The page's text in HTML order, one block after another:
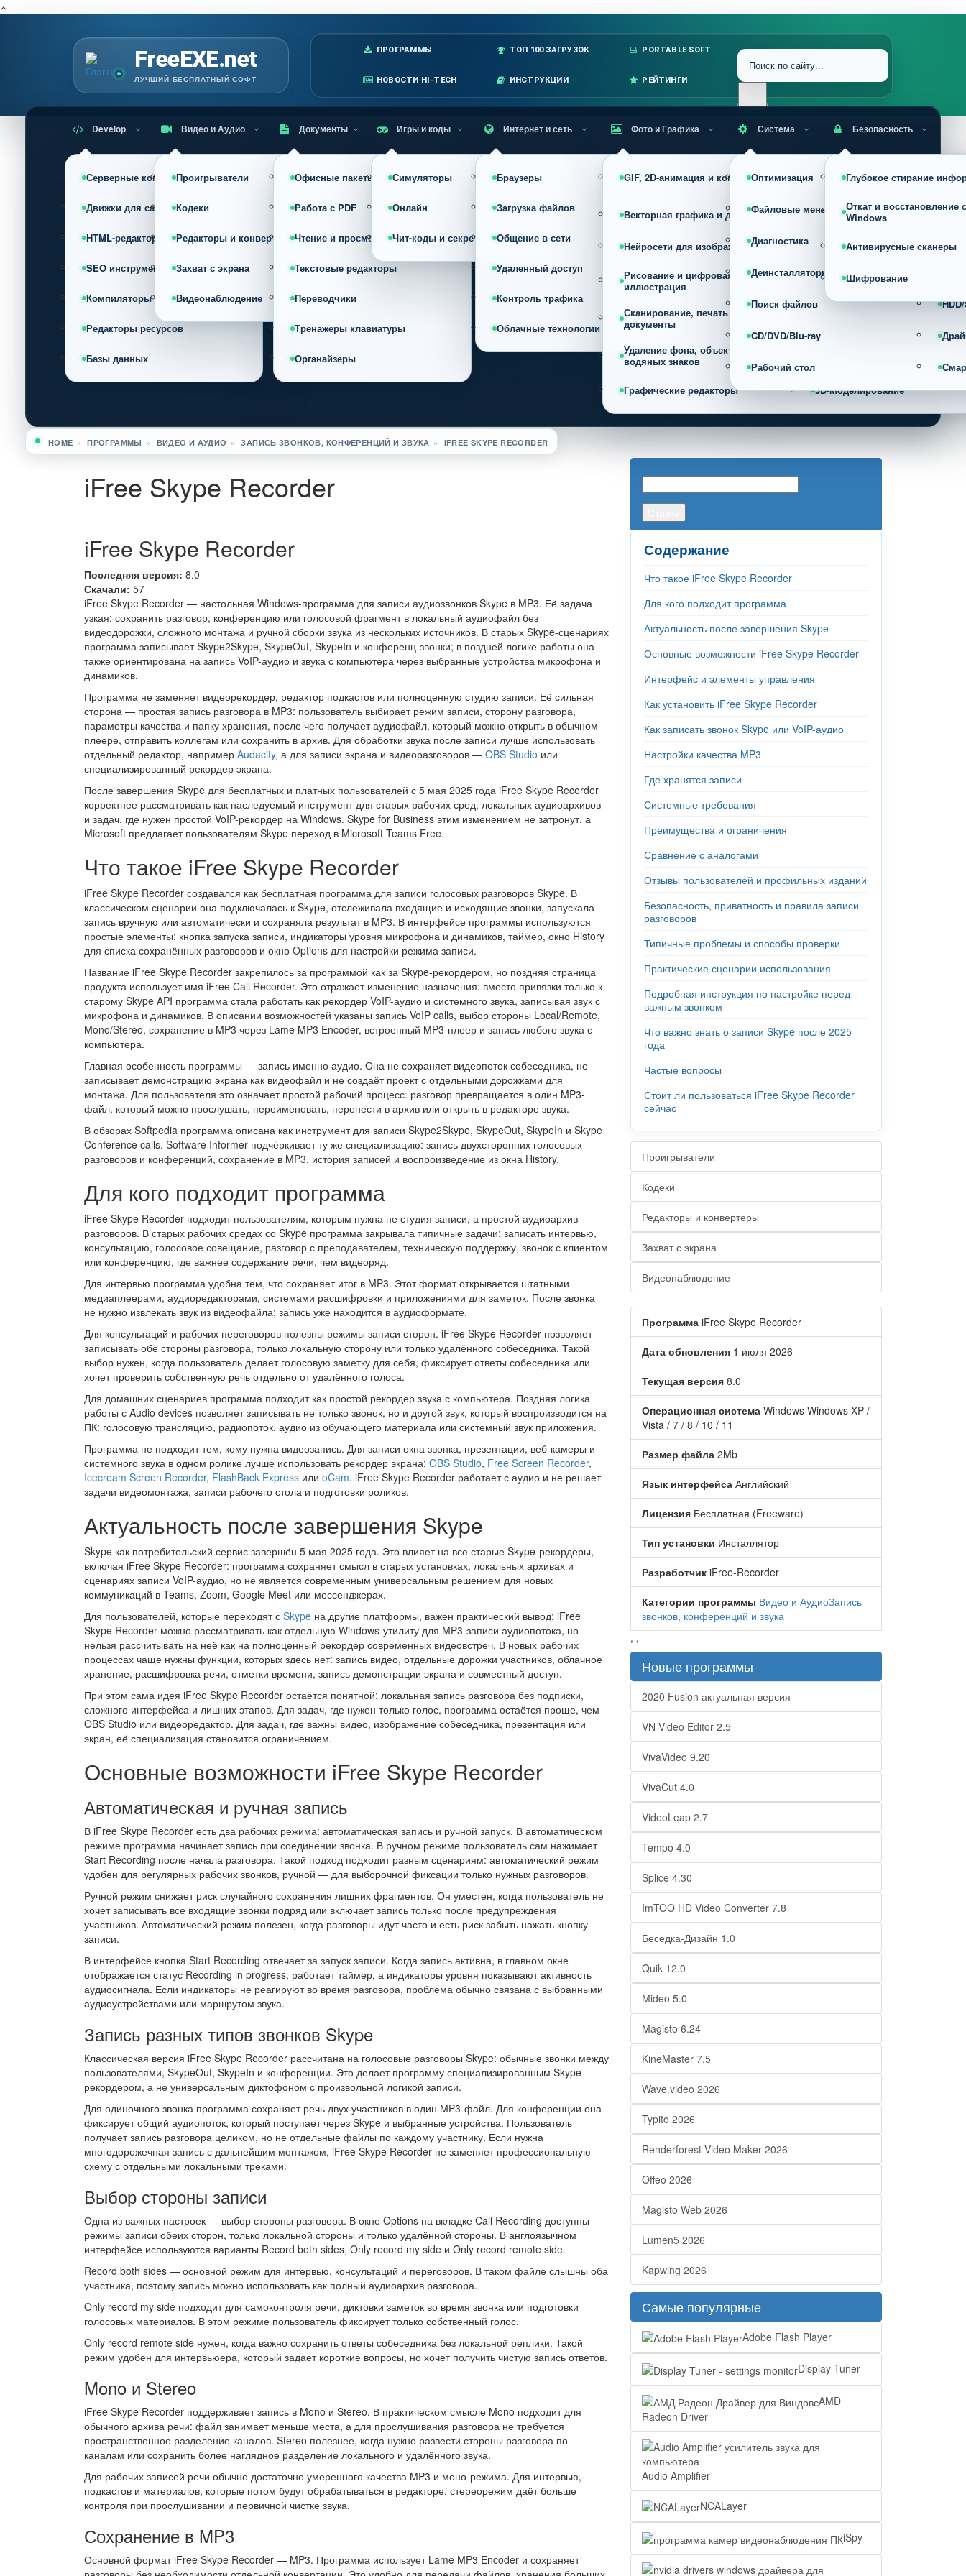
FreeEXE.net
ЛУЧШИЙ БЕСПЛАТНЫЙ СОФТ
Главное менюПРОГРАММЫ ТОП 100 ЗАГРУЗОК PORTABLE SOFT
НОВОСТИ HI-TECH ИНСТРУКЦИИ РЕЙТИНГИ
Develop
Серверные компоненты
Движки для сайта (CMS)
HTML-редакторы
SEO инструменты
Компиляторы
Редакторы ресурсов
Базы данных
Видео и Аудио
Проигрыватели
Кодеки
Редакторы и конвертеры
Захват с экрана
Видеонаблюдение
Документы
Офисные пакеты
Работа с PDF
Чтение и просмотр
Текстовые редакторы
Переводчики
Тренажеры клавиатуры
Органайзеры
Игры и коды
Симуляторы
Онлайн
Чит-коды и секреты
Интернет и сеть
Браузеры
Загрузка файлов
Общение в сети
Удаленный доступ
Контроль трафика
Облачные технологии
Фото и Графика
GIF, 2D-анимация и комиксы
RAW, HDR и профессиональная
обработка фото
Векторная графика и дизайн Конвертеры изображений
Нейросети для изображений Просмотрщики
Рисование и цифровая
иллюстрация
Сжатие, оптимизация и
размера изображений
Сканирование, печать и фото на
документы
Удаление фона, объектов и
водяных знаков
Графические редакторы 3D-Моделирование
Система
Оптимизация
Файловые менеджеры
Диагностика
Деинсталляторы
Поиск файлов
CD/DVD/Blu-ray
Рабочий стол
Безопасность
Глубокое стирание
Откат и восстановление
Windows
Антивирусные сканеры
Шифрование
Вы здесь
HOME » ПРОГРАММЫ » ВИДЕО И АУДИО » ЗАПИСЬ ЗВОНКОВ, КОНФЕРЕНЦИЙ И ЗВУКА » IFREE SKYPE RECORDER
iFree Skype Recorder
iFree Skype Recorder
Последняя версия: 8.0
Скачали: 57
iFree Skype Recorder — настольная Windows-программа для записи аудиозвонков Skype в MP3. Её задача
узкая: сохранить разговор, конференцию или голосовой фрагмент в локальный аудиофайл без
видеодорожки, сложного монтажа и ручной сборки звука из нескольких источников. В старых Skype-сценариях
программа записывает Skype2Skype, SkypeOut, SkypeIn и конференц-звонки; в поздней логике работы она
также ориентирована на запись VoIP-аудио и звука с компьютера через выбранные устройства микрофона и
динамиков.
Программа не заменяет видеорекордер, редактор подкастов или полноценную студию записи. Её сильная
сторона — простая запись разговора в MP3: пользователь выбирает режим записи, сторону разговора,
параметры качества и папку хранения, после чего получает аудиофайл, который можно открыть в обычном
плеере, отправить коллегам или сохранить в архив. Для обработки звука после записи лучше использовать
отдельный редактор, например Audacity, а для записи экрана и видеоразговоров — OBS Studio или
специализированный рекордер экрана.
После завершения Skype для бесплатных и платных пользователей с 5 мая 2025 года iFree Skype Recorder
корректнее рассматривать как наследуемый инструмент для старых рабочих сред, локальных аудиоархивов
и задач, где нужен простой VoIP-рекордер на Windows. Skype for Business этим изменением не затронут, а
Microsoft предлагает пользователям Skype переход в Microsoft Teams Free.
Что такое iFree Skype Recorder
iFree Skype Recorder создавался как бесплатная программа для записи голосовых разговоров Skype. В
классическом сценарии она подключалась к Skype, отслеживала входящие и исходящие звонки, запускала
запись вручную или автоматически и сохраняла результат в MP3. В интерфейсе программы используются
простые элементы: кнопка запуска записи, индикаторы уровня микрофона и динамиков, таймер, окно History
для списка сохранённых разговоров и окно Options для настройки режима записи.
Название iFree Skype Recorder закрепилось за программой как за Skype-рекордером, но поздняя страница
продукта использует имя iFree Call Recorder. Это отражает изменение назначения: вместо привязки только к
старому Skype API программа стала работать как рекордер VoIP-аудио и системного звука, записывая звук с
микрофона и динамиков. В описании возможностей указаны запись VoIP calls, выбор стороны Local/Remote,
Mono/Stereo, сохранение в MP3 через Lame MP3 Encoder, встроенный MP3-плеер и запись любого звука с
компьютера.
Главная особенность программы — запись именно аудио. Она не сохраняет видеопоток собеседника, не
записывает демонстрацию экрана как видеофайл и не создаёт проект с отдельными дорожками для
монтажа. Для пользователя это означает простой рабочий процесс: разговор превращается в один MP3-
файл, который можно прослушать, переименовать, перенести в архив или открыть в редакторе звука.
В обзорах Softpedia программа описана как инструмент для записи Skype2Skype, SkypeOut, SkypeIn и Skype
Conference calls. Software Informer подчёркивает ту же специализацию: запись двухсторонних голосовых
разговоров и конференций, сохранение в MP3, история записей и воспроизведение из окна History.
Для кого подходит программа
iFree Skype Recorder подходит пользователям, которым нужна не студия записи, а простой аудиоархив
разговоров. В старых рабочих средах со Skype программа закрывала типичные задачи: записать интервью,
консультацию, голосовое совещание, разговор с преподавателем, техническую поддержку, звонок с клиентом
или конференцию, где важнее содержание речи, чем видеоряд.
Для интервью программа удобна тем, что сохраняет итог в MP3. Этот формат открывается штатными
медиаплеерами, аудиоредакторами, системами расшифровки и приложениями для заметок. После звонка
не нужно извлекать звук из видеофайла: запись уже находится в аудиоформате.
Для консультаций и рабочих переговоров полезны режимы записи сторон. iFree Skype Recorder позволяет
записывать обе стороны разговора, только локальную сторону или только удалённого собеседника. Такой
выбор нужен, когда пользователь делает голосовую заметку для себя, фиксирует ответы собеседника или
хочет проверить собственную речь отдельно от удалённого голоса.
Для домашних сценариев программа подходит как простой рекордер звука с компьютера. Поздняя логика
работы с Audio devices позволяет записывать не только звонок, но и другой звук, который воспроизводится на
ПК: голосовую трансляцию, радиопоток, аудио из обучающего материала или системный звук приложения.
Программа не подходит тем, кому нужна видеозапись. Для записи окна звонка, презентации, веб-камеры и
системного звука в одном ролике лучше использовать рекордер экрана: OBS Studio, Free Screen Recorder,
Icecream Screen Recorder, FlashBack Express или oCam. iFree Skype Recorder работает с аудио и не решает
задачи видеомонтажа, записи рабочего стола и подготовки роликов.
Актуальность после завершения Skype
Skype как потребительский сервис завершён 5 мая 2025 года. Это влияет на все старые Skype-рекордеры,
включая iFree Skype Recorder: программа сохраняет смысл в старых установках, локальных архивах и
сценариях записи VoIP-аудио, но не является современным универсальным решением для новых
коммуникаций в Teams, Zoom, Google Meet или мессенджерах.
Для пользователей, которые переходят с Skype на другие платформы, важен практический вывод: iFree
Skype Recorder можно рассматривать как отдельную Windows-утилиту для MP3-записи аудиопотока, но
нельзя рассчитывать на неё как на полноценный рекордер современных видеовстреч. В новых рабочих
процессах чаще нужны функции, которых здесь нет: запись видео, отдельные дорожки участников, облачное
хранение, расшифровка речи, отметки времени, запись демонстрации экрана и совместный доступ.
При этом сама идея iFree Skype Recorder остаётся понятной: локальная запись разговора без подписки,
сложного интерфейса и лишних этапов. Для задач, где нужен только голос, программа остаётся проще, чем
OBS Studio или видеоредактор. Для задач, где важны видео, изображение собеседника, презентация или
экран, её специализация становится ограничением.
Основные возможности iFree Skype Recorder
Автоматическая и ручная запись
В iFree Skype Recorder есть два рабочих режима: автоматическая запись и ручной запуск. В автоматическом
режиме программа начинает запись при соединении звонка. В ручном режиме пользователь сам нажимает
Start Recording после начала разговора. Такой подход подходит разным сценариям: автоматический режим
удобен для регулярных рабочих звонков, ручной — для выборочной фиксации только нужных разговоров.
Ручной режим снижает риск случайного сохранения лишних фрагментов. Он уместен, когда пользователь не
хочет записывать все входящие звонки подряд или включает запись только после предупреждения
участников. Автоматический режим полезен, когда разговоры идут часто и есть риск забыть нажать кнопку
записи.
В интерфейсе кнопка Start Recording отвечает за запуск записи. Когда запись активна, в главном окне
отображается статус Recording in progress, работает таймер, а индикаторы уровня показывают активность
аудиосигнала. Если индикаторы не реагируют во время разговора, проблема обычно связана с выбранными
аудиоустройствами или маршрутом звука.
Запись разных типов звонков Skype
Классическая версия iFree Skype Recorder рассчитана на голосовые разговоры Skype: обычные звонки между
пользователями, SkypeOut, SkypeIn и конференции. Это делает программу специализированным Skype-
рекордером, а не универсальным диктофоном с произвольной логикой записи.
Для одиночного звонка программа сохраняет речь двух участников в один MP3-файл. Для конференции она
фиксирует общий аудиопоток, который поступает через Skype и выбранные устройства. Пользователь
получает запись разговора целиком, но не отдельные файлы по каждому участнику. Если нужна
многодорожечная запись с дальнейшим монтажом, iFree Skype Recorder не заменяет профессиональную
схему с отдельными локальными треками.
Выбор стороны записи
Одна из важных настроек — выбор стороны разговора. В окне Options на вкладке Call Recording доступны
режимы записи обеих сторон, только локальной стороны и только удалённой стороны. В англоязычном
интерфейсе используются варианты Record both sides, Only record my side и Only record remote side.
Record both sides — основной режим для интервью, консультаций и переговоров. В таком файле слышны оба
участника, поэтому запись можно использовать как полный аудиоархив разговора.
Only record my side подходит для самоконтроля речи, диктовки заметок во время звонка или подготовки
голосовых материалов. В этом режиме пользователь фиксирует только собственный голос.
Only record remote side нужен, когда важно сохранить ответы собеседника без локальной реплики. Такой
режим удобен для интервьюера, который задаёт короткие вопросы, но хочет получить чистую запись ответов.
Mono и Stereo
iFree Skype Recorder поддерживает запись в Mono и Stereo. В практическом смысле Mono подходит для
обычного архива речи: файл занимает меньше места, а для прослушивания разговора не требуется
пространственное разделение каналов. Stereo полезнее, когда нужно развести стороны разговора по
каналам или сохранить более наглядное разделение локального и удалённого звука.
Для рабочих записей речи обычно достаточно умеренного качества MP3 и моно-режима. Для интервью,
подкастов и материалов, которые потом будут обрабатываться в редакторе, стереорежим даёт больше
контроля при прослушивании и первичной чистке звука.
Сохранение в MP3
Основной формат iFree Skype Recorder — MP3. Программа использует Lame MP3 Encoder и сохраняет
Содержание
Что такое iFree Skype Recorder
Для кого подходит программа
Актуальность после завершения Skype
Основные возможности iFree Skype Recorder
Интерфейс и элементы управления
Как установить iFree Skype Recorder
Как записать звонок Skype или VoIP-аудио
Настройки качества MP3
Где хранятся записи
Системные требования
Преимущества и ограничения
Сравнение с аналогами
Отзывы пользователей и профильных изданий
Безопасность, приватность и правила записи
разговоров
Типичные проблемы и способы проверки
Практические сценарии использования
Подробная инструкция по настройке перед
важным звонком
Что важно знать о записи Skype после 2025
года
Частые вопросы
Стоит ли пользоваться iFree Skype Recorder
сейчас
Проигрыватели
Кодеки
Редакторы и конвертеры
Захват с экрана
Видеонаблюдение
Программа iFree Skype Recorder
Дата обновления 1 июля 2026
Текущая версия 8.0
Операционная система Windows Windows XP /
Vista / 7 / 8 / 10 / 11
Размер файла 2Mb
Язык интерфейса Английский
Лицензия Бесплатная (Freeware)
Тип установки Инсталлятор
Разработчик iFree-Recorder
Категории программы Видео и АудиоЗапись
звонков, конференций и звука
, ,
Новые программы
2020 Fusion актуальная версия
VN Video Editor 2.5
VivaVideo 9.20
VivaCut 4.0
VideoLeap 2.7
Tempo 4.0
Splice 4.30
ImTOO HD Video Converter 7.8
Беседка-Дизайн 1.0
Quik 12.0
Mideo 5.0
Magisto 6.24
KineMaster 7.5
Wave.video 2026
Typito 2026
Renderforest Video Maker 2026
Offeo 2026
Magisto Web 2026
Lumen5 2026
Kapwing 2026
Самые популярные
Adobe Flash Player
Display Tuner
AMD
Radeon Driver
Audio Amplifier
NCALayer
iSpy